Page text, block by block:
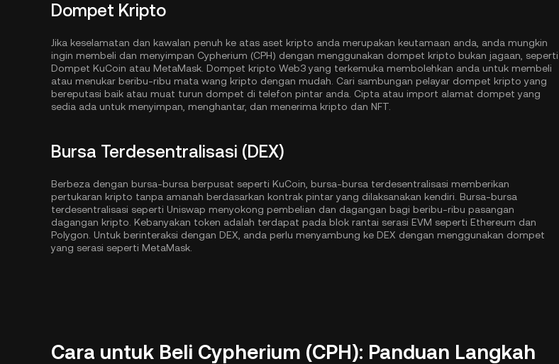
Dompet Kripto
Jika keselamatan dan kawalan penuh ke atas aset kripto anda merupakan keutamaan anda, anda mungkin
ingin membeli dan menyimpan Cypherium (CPH) dengan menggunakan dompet kripto bukan jagaan, seperti
Dompet KuCoin atau MetaMask. Dompet kripto Web3 yang terkemuka membolehkan anda untuk membeli
atau menukar beribu-ribu mata wang kripto dengan mudah. Cari sambungan pelayar dompet kripto yang
bereputasi baik atau muat turun dompet di telefon pintar anda. Cipta atau import alamat dompet yang
sedia ada untuk menyimpan, menghantar, dan menerima kripto dan NFT.
Bursa Terdesentralisasi (DEX)
Berbeza dengan bursa-bursa berpusat seperti KuCoin, bursa-bursa terdesentralisasi memberikan
pertukaran kripto tanpa amanah berdasarkan kontrak pintar yang dilaksanakan kendiri. Bursa-bursa
terdesentralisasi seperti Uniswap menyokong pembelian dan dagangan bagi beribu-ribu pasangan
dagangan kripto. Kebanyakan token adalah terdapat pada blok rantai serasi EVM seperti Ethereum dan
Polygon . Untuk berinteraksi dengan DEX, anda perlu menyambung ke DEX dengan menggunakan dompet
yang serasi seperti MetaMask.
Cara untuk Beli Cypherium (CPH): Panduan Langkah